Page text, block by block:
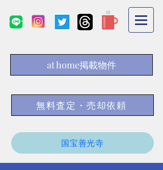
at home掲載物件
無料査定・売却依頼
国宝善光寺